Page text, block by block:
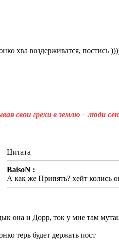
хва воздерживатся, постись
свои грехи в землю – люди
Цитата
BaisoN :
А как же Припять? хейт колись
она и Дорр, ток у мне там
терь будет держать пост